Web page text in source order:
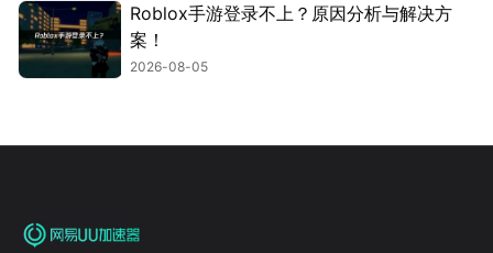
Roblox手游登录不上？原因分析与解决方
案！
2026-08-05